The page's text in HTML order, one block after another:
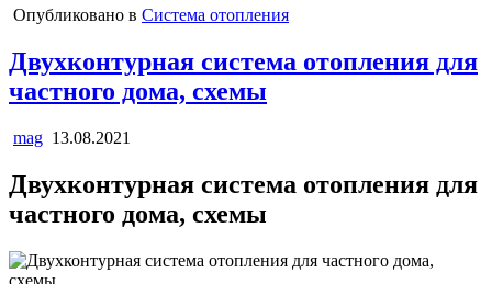
Опубликовано в Система отопления
Двухконтурная система отопления для
частного дома, схемы
mag 13.08.2021
Двухконтурная система отопления для
частного дома, схемы